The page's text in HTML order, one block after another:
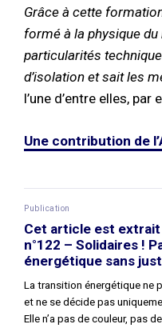
Grâce à cette
formé à la physique
particularités
d’isolation et sait les
l’une d’entre elles, par
Une contribution de
Publication
Cet article est
n°122 – Solidaires !
énergétique sans
La transition énergétique ne
et ne se décide pas
Elle n’a pas de couleur, pas